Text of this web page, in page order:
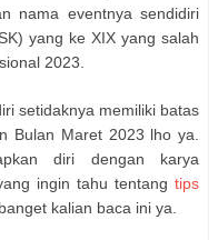
nama eventnya sendidiri
yang ke XIX yang salah
2023.
setidaknya memiliki batas
Bulan Maret 2023 lho ya.
diri dengan karya
ingin tahu tentang tips
kalian baca ini ya.